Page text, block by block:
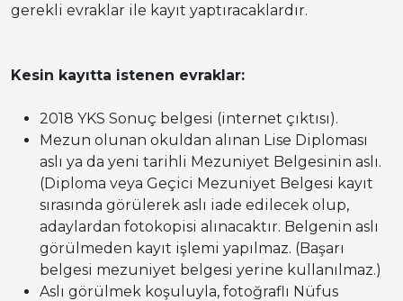
gerekli evraklar ile kayıt yaptıracaklardır.
Kesin kayıtta istenen evraklar:
2018 YKS Sonuç belgesi (internet çıktısı).
Mezun olunan okuldan alınan Lise Diploması
aslı ya da yeni tarihli Mezuniyet Belgesinin aslı.
(Diploma veya Geçici Mezuniyet Belgesi kayıt
sırasında görülerek aslı iade edilecek olup,
adaylardan fotokopisi alınacaktır. Belgenin aslı
görülmeden kayıt işlemi yapılmaz. (Başarı
belgesi mezuniyet belgesi yerine kullanılmaz.)
Aslı görülmek koşuluyla, fotoğraflı Nüfus